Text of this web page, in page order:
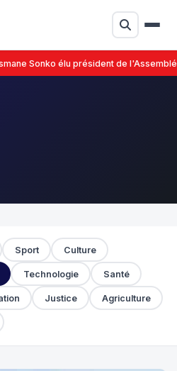
Sonko élu président de
Sport Culture
Technologie Santé
Justice Agriculture